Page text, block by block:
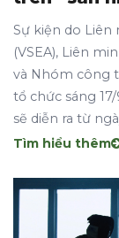
Sự kiện do
(VSEA), Liên
và Nhóm công
tổ chức sáng
sẽ diễn ra từ
Tìm hiểu thêm